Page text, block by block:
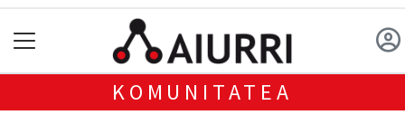
KOMUNITATEA